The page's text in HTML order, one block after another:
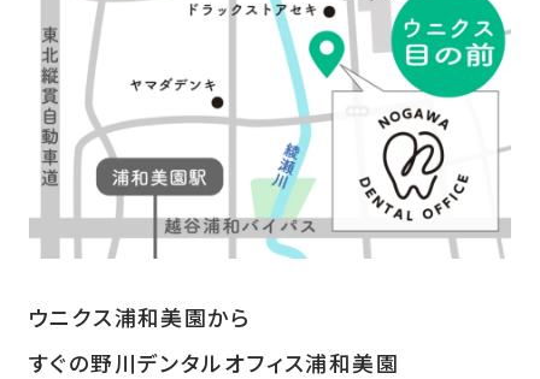
ウニクス浦和美園から
すぐの野川デンタルオフィス浦和美園